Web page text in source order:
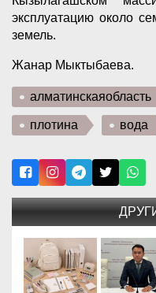
эксплуатацию около
земель.
Жанар Мыктыбаева.
алматинскаяобласть
плотина вода